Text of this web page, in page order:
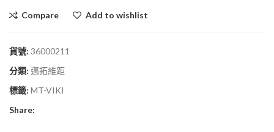
Compare Add to wishlist
貨號: 36000211
分類: 邁拓維距
標籤: MT-VIKI
Share: